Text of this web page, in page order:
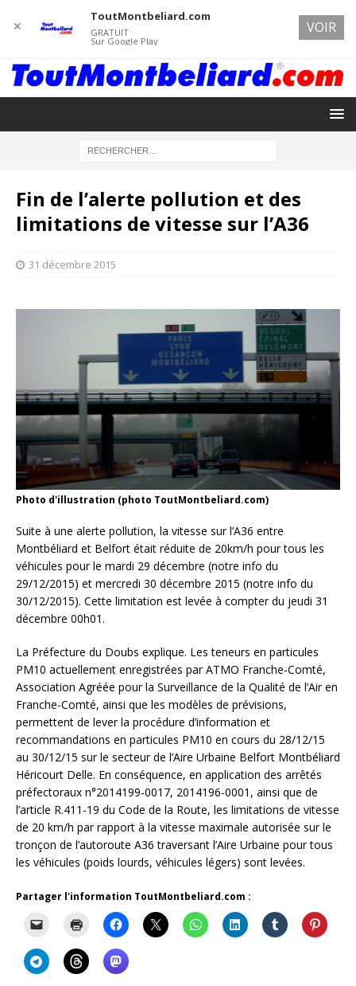
Fin de l’alerte pollution et des
limitations de vitesse sur l’A36
31 décembre 2015
Photo d'illustration (photo ToutMontbeliard.com)
Suite à une alerte pollution, la vitesse sur l’A36 entre
Montbéliard et Belfort était réduite de 20km/h pour tous les
véhicules pour le mardi 29 décembre (notre info du
29/12/2015) et mercredi 30 décembre 2015 (notre info du
30/12/2015). Cette limitation est levée à compter du jeudi 31
décembre 00h01.
La Préfecture du Doubs explique. Les teneurs en particules
PM10 actuellement enregistrées par ATMO Franche-Comté,
Association Agréée pour la Surveillance de la Qualité de l’Air en
Franche-Comté, ainsi que les modèles de prévisions,
permettent de lever la procédure d’information et
recommandations en particules PM10 en cours du 28/12/15
au 30/12/15 sur le secteur de l’Aire Urbaine Belfort Montbéliard
Héricourt Delle. En conséquence, en application des arrêtés
préfectoraux n°2014199-0017, 2014196-0001, ainsi que de
l’article R.411-19 du Code de la Route, les limitations de vitesse
de 20 km/h par rapport à la vitesse maximale autorisée sur le
tronçon de l’autoroute A36 traversant l’Aire Urbaine pour tous
les véhicules (poids lourds, véhicules légers) sont levées.
Partager l'information ToutMontbeliard.com :
✕
ToutMontbeliard.com
GRATUIT
Sur Google Play
VOIR